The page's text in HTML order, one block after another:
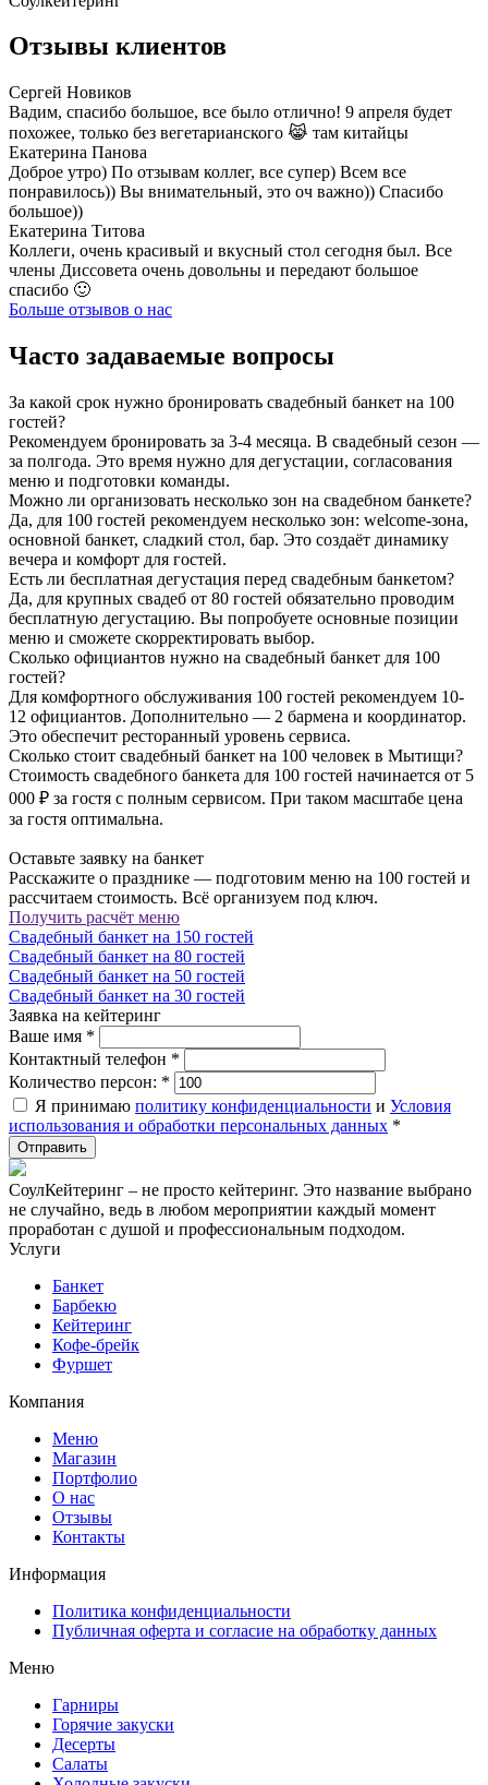
Отзывы клиентов
Сергей Новиков
Вадим, спасибо большое, все было отлично! 9 апреля будет
похожее, только без вегетарианского 😹 там китайцы
Екатерина Панова
Доброе утро) По отзывам коллег, все супер) Всем все
понравилось)) Вы внимательный, это оч важно)) Спасибо
большое))
Екатерина Титова
Коллеги, очень красивый и вкусный стол сегодня был. Все
члены Диссовета очень довольны и передают большое
спасибо 🙂
Больше отзывов о нас
Часто задаваемые вопросы
За какой срок нужно бронировать свадебный банкет на 100
гостей?
Рекомендуем бронировать за 3-4 месяца. В свадебный сезон —
за полгода. Это время нужно для дегустации, согласования
меню и подготовки команды.
Можно ли организовать несколько зон на свадебном банкете?
Да, для 100 гостей рекомендуем несколько зон: welcome-зона,
основной банкет, сладкий стол, бар. Это создаёт динамику
вечера и комфорт для гостей.
Есть ли бесплатная дегустация перед свадебным банкетом?
Да, для крупных свадеб от 80 гостей обязательно проводим
бесплатную дегустацию. Вы попробуете основные позиции
меню и сможете скорректировать выбор.
Сколько официантов нужно на свадебный банкет для 100
гостей?
Для комфортного обслуживания 100 гостей рекомендуем 10-
12 официантов. Дополнительно — 2 бармена и координатор.
Это обеспечит ресторанный уровень сервиса.
Сколько стоит свадебный банкет на 100 человек в Мытищи?
Стоимость свадебного банкета для 100 гостей начинается от 5
000 ₽ за гостя с полным сервисом. При таком масштабе цена
за гостя оптимальна.
Оставьте заявку на банкет
Расскажите о празднике — подготовим меню на 100 гостей и
рассчитаем стоимость. Всё организуем под ключ.
Получить расчёт меню
Свадебный банкет на 150 гостей
Свадебный банкет на 80 гостей
Свадебный банкет на 50 гостей
Свадебный банкет на 30 гостей
Заявка на кейтеринг
Ваше имя *
Контактный телефон *
Количество персон: *
Я принимаю политику конфиденциальности и Условия
использования и обработки персональных данных *
СоулКейтеринг – не просто кейтеринг. Это название выбрано
не случайно, ведь в любом мероприятии каждый момент
проработан с душой и профессиональным подходом.
Услуги
Банкет
Барбекю
Кейтеринг
Кофе-брейк
Фуршет
Компания
Меню
Магазин
Портфолио
О нас
Отзывы
Контакты
Информация
Политика конфиденциальности
Публичная оферта и согласие на обработку данных
Меню
Гарниры
Горячие закуски
Десерты
Салаты